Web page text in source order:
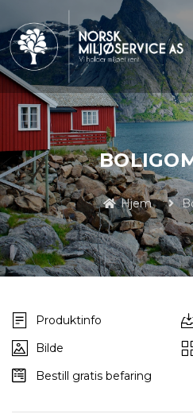
Hjem
Produktinfo
Bilde
Bestill gratis befaring